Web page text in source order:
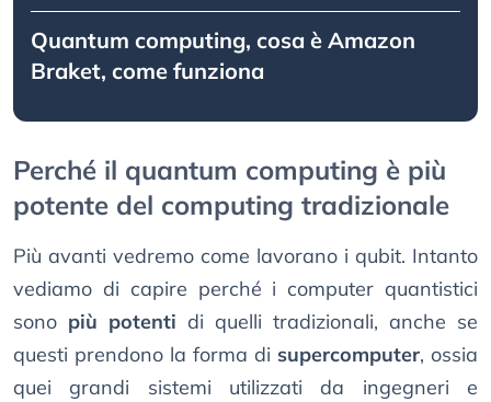
Quantum computing, cosa è Amazon
Braket, come funziona
Perché il quantum computing è più
potente del computing tradizionale
Più avanti vedremo come lavorano i qubit. Intanto
vediamo di capire perché i computer quantistici
sono più potenti di quelli tradizionali, anche se
questi prendono la forma di supercomputer, ossia
quei grandi sistemi utilizzati da ingegneri e